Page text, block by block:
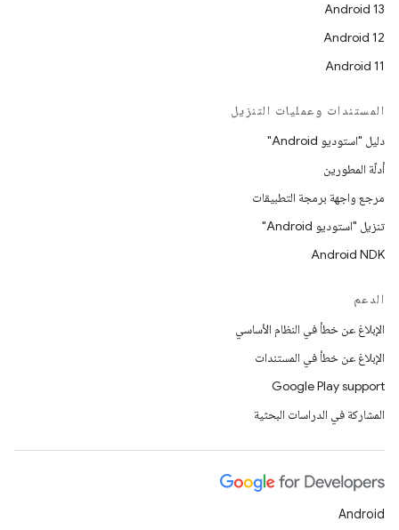
Android 13
Android 12
Android 11
المستندات وعمليات التنزيل
دليل "استوديو Android"
أدلّة المطورين
مرجع واجهة برمجة التطبيقات
تنزيل "استوديو Android"
Android NDK
الدعم
الإبلاغ عن خطأ في النظام الأساسي
الإبلاغ عن خطأ في المستندات
Google Play support
المشاركة في الدراسات البحثية
Android